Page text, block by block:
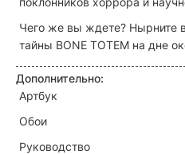
Чего же вы ждете? Нырните
тайны BONE TOTEM на дне
Дополнительно:
Артбук
Обои
Руководство